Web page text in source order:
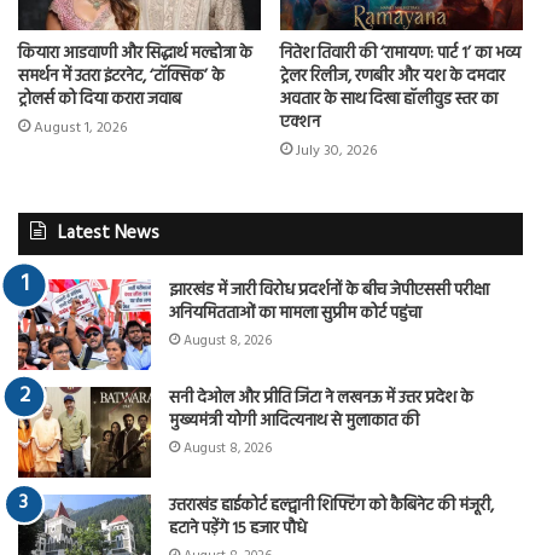
कियारा आडवाणी और सिद्धार्थ मल्होत्रा के
समर्थन में उतरा इंटरनेट, ‘टॉक्सिक’ के
ट्रोलर्स को दिया करारा जवाब
August 1, 2026
नितेश तिवारी की ‘रामायण: पार्ट 1’ का भव्य
ट्रेलर रिलीज, रणबीर और यश के दमदार
अवतार के साथ दिखा हॉलीवुड स्तर का
एक्शन
July 30, 2026
Latest News
झारखंड में जारी विरोध प्रदर्शनों के बीच जेपीएससी परीक्षा
अनियमितताओं का मामला सुप्रीम कोर्ट पहुंचा
August 8, 2026
सनी देओल और प्रीति जिंटा ने लखनऊ में उत्तर प्रदेश के
मुख्यमंत्री योगी आदित्यनाथ से मुलाकात की
August 8, 2026
उत्तराखंड हाईकोर्ट हल्द्वानी शिफ्टिंग को कैबिनेट की मंजूरी,
हटाने पड़ेंगे 15 हजार पौधे